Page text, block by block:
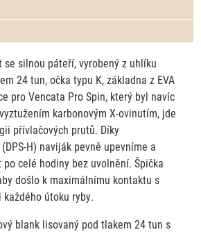
se silnou páteří, vyrobený z uhlíku
24 tun, očka typu K, základna z EVA
pro Vencata Pro Spin, který byl navíc
karbonovým X-ovinutím, jde
přívlačových prutů. Díky
H) naviják pevně upevníme a
celé hodiny bez uvolnění. Špička
došlo k maximálnímu kontaktu s
útoku ryby.
blank lisovaný pod tlakem 24 tun s